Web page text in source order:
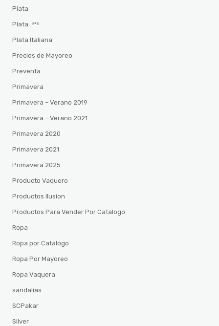
Plata
Plata .⁹²⁵
Plata Italiana
Precios de Mayoreo
Preventa
Primavera
Primavera – Verano 2019
Primavera – Verano 2021
Primavera 2020
Primavera 2021
Primavera 2025
Producto Vaquero
Productos Ilusion
Productos Para Vender Por Catalogo
Ropa
Ropa por Catalogo
Ropa Por Mayoreo
Ropa Vaquera
sandalias
SCPakar
Silver